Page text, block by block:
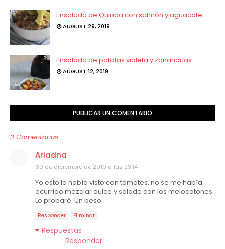
Ensalada de Quinoa con salmón y aguacate
AUGUST 29, 2019
Ensalada de patatas violeta y zanahorias
AUGUST 12, 2019
PUBLICAR UN COMENTARIO
3 Comentarios
Ariadna
30 de diciembre de 2010 a las 23:14
Yo esto lo había visto con tomates, no se me había
ocurrido mezclar dulce y salado con los melocotones.
Lo probaré. Un beso.
Responder Eliminar
Respuestas
Responder